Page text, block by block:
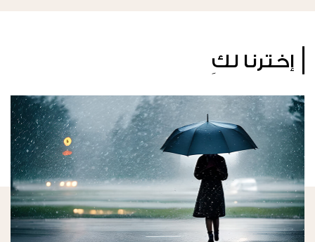
إخترنا لكِ